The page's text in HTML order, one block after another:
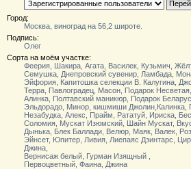
Город:
Москва, виноград на 56,2 широте.
Подпись:
Олег
Сорта на моём участке:
Феерия, Шакира, Агата, Василек, Кузьмич,
Семушка, Днепровский сувенир, Ламбада,
Эйфория, Капитошка селекции В. Калугина,
Терра, Павлоградец, Масон, Подарок
Алинка, Полтавский маникюр, Подарок
Эльдорадо, Минор, кишмиши Джолин,Калинка,
Незабудка, Алекс, Прайм, Рататуй, Ириска,
Соломия, Мускат Изюмский, Шайн Мускат,
Дынька, Блек Баллади, Велюр, Маяк, Валек,
Эйнсет, Юпитер, Ливия, Лиепаяс Дзинтарс,
Джина,
Вернисаж белый, Гурман Изящный ,
Первоцветный, Фаина, Джина